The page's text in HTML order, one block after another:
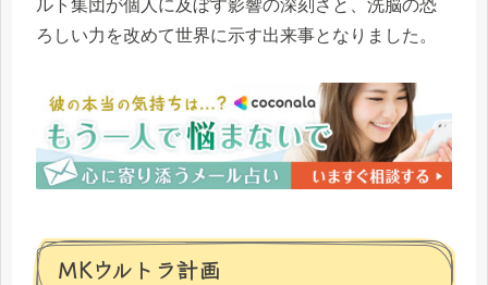
ルト集団が個人に及ぼす影響の深刻さと、洗脳の恐
ろしい力を改めて世界に示す出来事となりました。
ＭKウルトラ計画